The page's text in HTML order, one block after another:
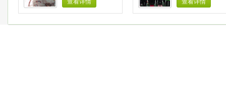
查看详情
查看详情